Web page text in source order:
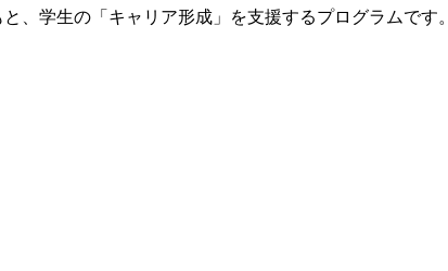
、学生の「キャリア形成」を支援するプログラムです。